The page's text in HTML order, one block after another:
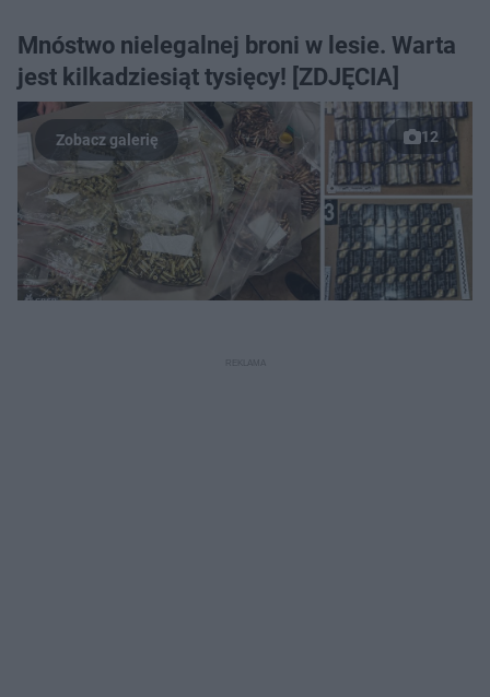
Mnóstwo nielegalnej broni w lesie. Warta
jest kilkadziesiąt tysięcy! [ZDJĘCIA]
12